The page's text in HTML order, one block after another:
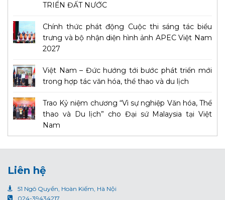
TRIỂN ĐẤT NƯỚC
Chính thức phát động Cuộc thi sáng tác biểu
trưng và bộ nhận diện hình ảnh APEC Việt Nam
2027
Việt Nam – Đức hướng tới bước phát triển mới
trong hợp tác văn hóa, thể thao và du lịch
Trao Kỷ niệm chương “Vì sự nghiệp Văn hóa, Thể
thao và Du lịch” cho Đại sứ Malaysia tại Việt
Nam
Liên hệ
51 Ngô Quyền, Hoàn Kiếm, Hà Nội
024-39434217